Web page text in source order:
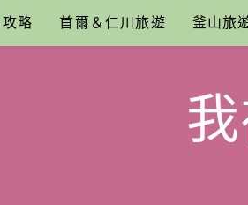
略 首爾＆仁川旅遊 釜山旅